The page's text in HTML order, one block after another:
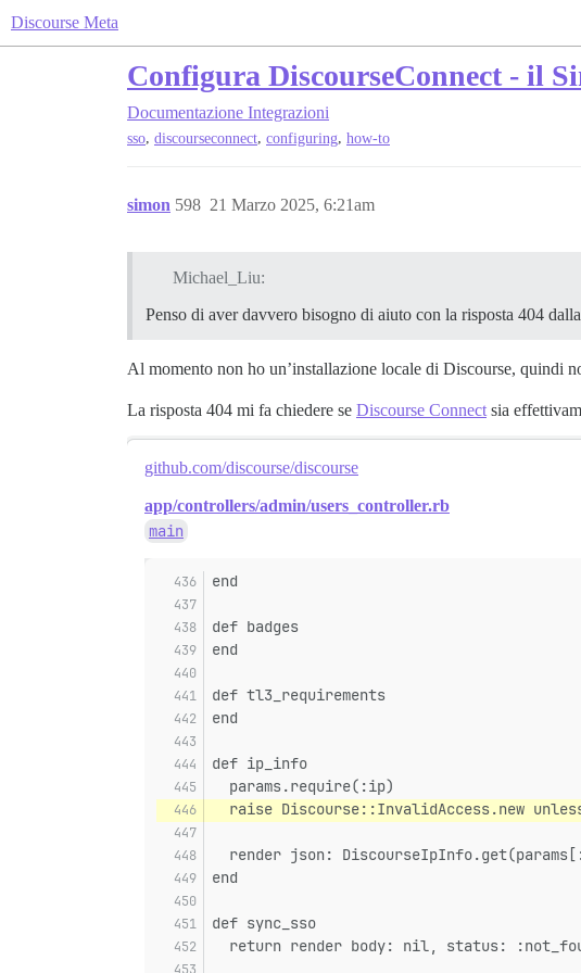
Discourse Meta
Configura DiscourseConnect - il
Documentazione Integrazioni
sso, discourseconnect, configuring, how-to
simon 21 Marzo 2025, 6:21am
598
Michael_Liu:
Penso di aver davvero bisogno di aiuto con la risposta 404
Al momento non ho un’installazione locale di Discourse, quindi
La risposta 404 mi fa chiedere se Discourse Connect sia
github.com/discourse/discourse
app/controllers/admin/users_controller.rb
main
end
def badges
end
def tl3_requirements
end
def ip_info
  params.require(:ip)
raise Discourse::InvalidAccess.new
render json:
end
def sync_sso
return render body: nil, status: